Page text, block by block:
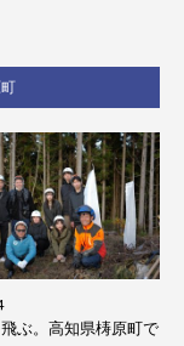
ぶ。高知県梼原町で